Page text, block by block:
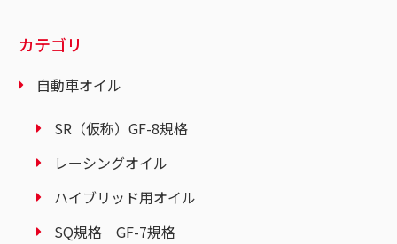
カテゴリ
自動車オイル
SR（仮称）GF-8規格
レーシングオイル
ハイブリッド用オイル
SQ規格 GF-7規格